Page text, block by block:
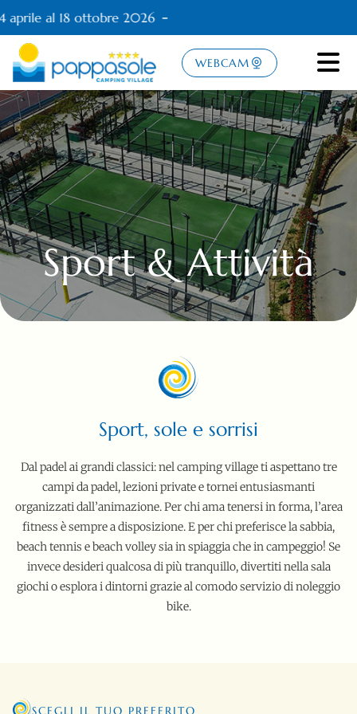
al 18 ottobre 2026
WEBCAM
Sport & Attività
Sport, sole e sorrisi
Dal padel ai grandi classici: nel camping village ti aspettano tre
campi da padel, lezioni private e tornei entusiasmanti
organizzati dall’animazione. Per chi ama tenersi in forma, l’area
fitness è sempre a disposizione. E per chi preferisce la sabbia,
beach tennis e beach volley sia in spiaggia che in campeggio! Se
invece desideri qualcosa di più tranquillo, divertiti nella sala
giochi o esplora i dintorni grazie al comodo servizio di noleggio
bike.
SCEGLI IL TUO PREFERITO